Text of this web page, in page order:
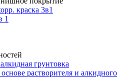
краска 3в1
1
грунтовка
растворителя и алкидного